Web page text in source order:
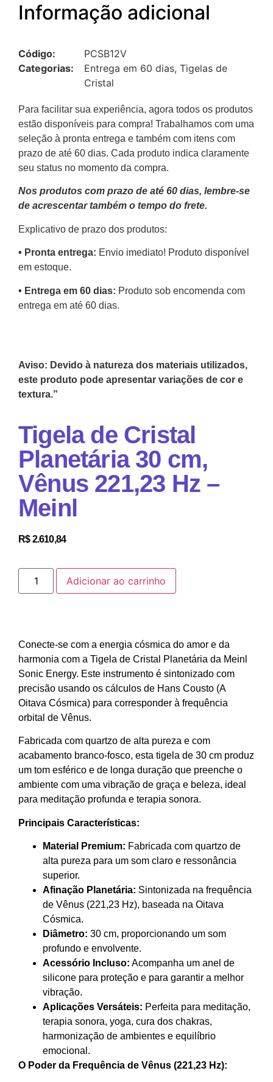
Informação adicional
Código:
PCSB12V
Categorias:
Entrega em 60 dias, Tigelas de
Cristal
Para facilitar sua experiência, agora todos os produtos
estão disponíveis para compra! Trabalhamos com uma
seleção à pronta entrega e também com itens com
prazo de até 60 dias. Cada produto indica claramente
seu status no momento da compra.
Nos produtos com prazo de até 60 dias, lembre-se
de acrescentar também o tempo do frete.
Explicativo de prazo dos produtos:
•⁠ ⁠Pronta entrega: Envio imediato! Produto disponível
em estoque.
•⁠ Entrega em 60 dias: Produto sob encomenda com
entrega em até 60 dias.
Aviso: Devido à natureza dos materiais utilizados,
este produto pode apresentar variações de cor e
textura.”
Tigela de Cristal
Planetária 30 cm,
Vênus 221,23 Hz –
Meinl
R$2.610,84
Adicionar ao carrinho
Conecte-se com a energia cósmica do amor e da
harmonia com a Tigela de Cristal Planetária da Meinl
Sonic Energy. Este instrumento é sintonizado com
precisão usando os cálculos de Hans Cousto (A
Oitava Cósmica) para corresponder à frequência
orbital de Vênus.
Fabricada com quartzo de alta pureza e com
acabamento branco-fosco, esta tigela de 30 cm produz
um tom esférico e de longa duração que preenche o
ambiente com uma vibração de graça e beleza, ideal
para meditação profunda e terapia sonora.
Principais Características:
Material Premium: Fabricada com quartzo de
alta pureza para um som claro e ressonância
superior.
Afinação Planetária: Sintonizada na frequência
de Vênus (221,23 Hz), baseada na Oitava
Cósmica.
Diâmetro: 30 cm, proporcionando um som
profundo e envolvente.
Acessório Incluso: Acompanha um anel de
silicone para proteção e para garantir a melhor
vibração.
Aplicações Versáteis: Perfeita para meditação,
terapia sonora, yoga, cura dos chakras,
harmonização de ambientes e equilíbrio
emocional.
O Poder da Frequência de Vênus (221,23 Hz):